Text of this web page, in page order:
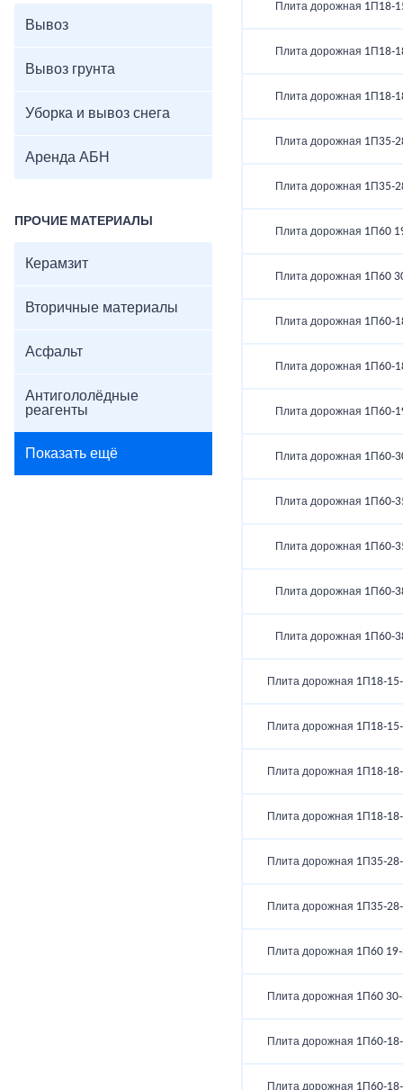
Вывоз
Вывоз грунта
Уборка и вывоз снега
Аренда АБН
ПРОЧИЕ МАТЕРИАЛЫ
Керамзит
Вторичные материалы
Асфальт
Антигололёдные
реагенты
Показать ещё
Плита дорожная 1П18-
Плита дорожная 1П18-
Плита дорожная 1П18-
Плита дорожная 1П35-
Плита дорожная 1П35-
Плита дорожная 1П60
Плита дорожная 1П60
Плита дорожная 1П60-
Плита дорожная 1П60-
Плита дорожная 1П60-
Плита дорожная 1П60-
Плита дорожная 1П60-
Плита дорожная 1П60-
Плита дорожная 1П60-
Плита дорожная 1П60-
Плита дорожная 1П18-
Плита дорожная 1П18-
Плита дорожная 1П18-
Плита дорожная 1П18-
Плита дорожная 1П35-
Плита дорожная 1П35-
Плита дорожная 1П60
Плита дорожная 1П60
Плита дорожная 1П60-
Плита дорожная 1П60-